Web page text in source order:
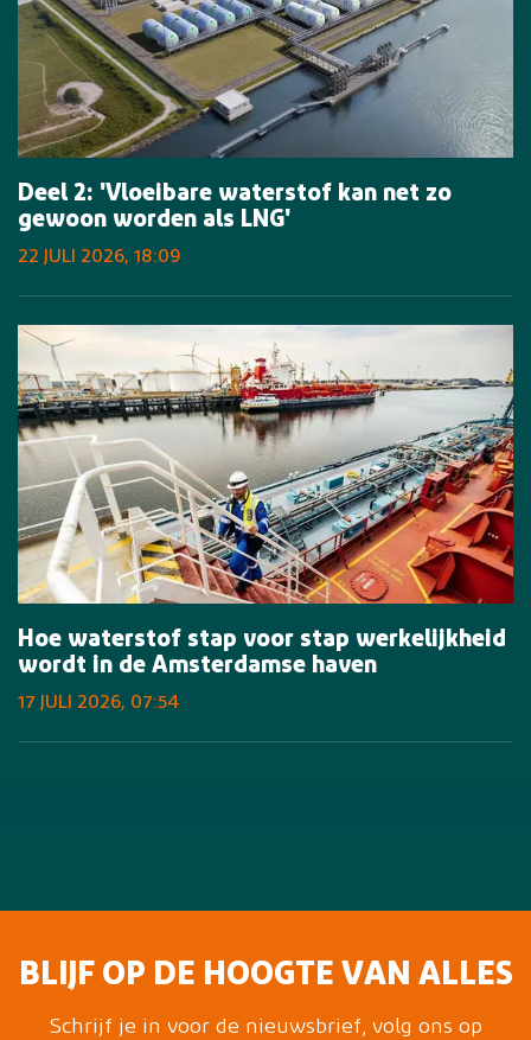
Deel 2: 'Vloeibare waterstof kan net zo
gewoon worden als LNG'
22 JULI 2026, 18:09
Hoe waterstof stap voor stap werkelijkheid
wordt in de Amsterdamse haven
17 JULI 2026, 07:54
BLIJF OP DE HOOGTE VAN ALLES
Schrijf je in voor de nieuwsbrief, volg ons op